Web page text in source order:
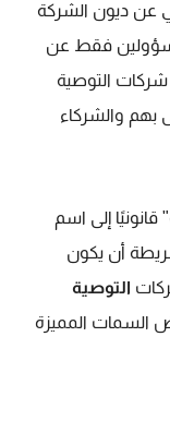
عن ديون الشركة
مسؤولين فقط عن
شركات التوصية
والشركاء
إلى اسم
أن يكون
التوصية
السمات المميزة